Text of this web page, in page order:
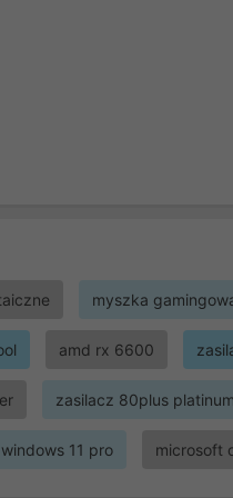
myszka
amd rx 6600
zasilacz 80plus platinum
windows 11 pro microsoft